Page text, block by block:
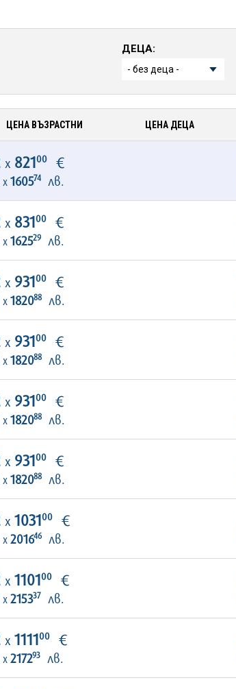
ДЕЦА:
ЦЕНА ВЪЗРАСТНИ ЦЕНА ДЕЦА
х 82100 €
х 160574 лв.
х 83100 €
х 162529 лв.
х 93100 €
х 182088лв.
х 93100 €
х 182088лв.
х 93100 €
х 182088лв.
х 93100 €
х 182088лв.
х 103100 €
х 201646лв.
х 110100 €
х 215337 лв.
х 111100 €
х 217293 лв.